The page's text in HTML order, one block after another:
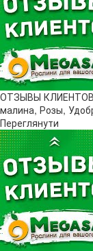
ОТЗЫВЫ
малина, Розы,
Переглянути